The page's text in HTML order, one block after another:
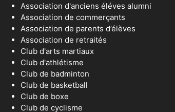
Association d'anciens éléves alumni
Association de commerçants
Association de parents d’élèves
Association de retraités
Club d'arts martiaux
Club d'athlétisme
Club de badminton
Club de basketball
Club de boxe
Club de cyclisme